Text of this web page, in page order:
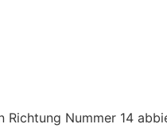
Nummer 14